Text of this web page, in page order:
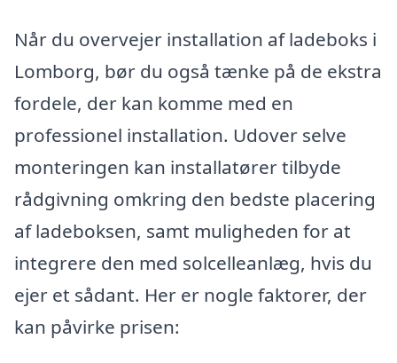
Når du overvejer installation af ladeboks i
Lomborg, bør du også tænke på de ekstra
fordele, der kan komme med en
professionel installation. Udover selve
monteringen kan installatører tilbyde
rådgivning omkring den bedste placering
af ladeboksen, samt muligheden for at
integrere den med solcelleanlæg, hvis du
ejer et sådant. Her er nogle faktorer, der
kan påvirke prisen: